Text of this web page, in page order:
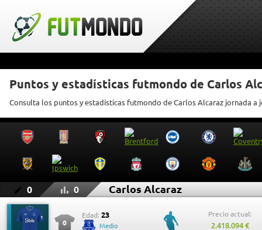
Puntos y estadísticas futmondo de Carlos
Consulta los puntos y estadísticas futmondo de Carlos Alcaraz jornada a
0 0 Carlos Alcaraz
0
Edad: 23
Medio
Precio actual:
2.418.094 €